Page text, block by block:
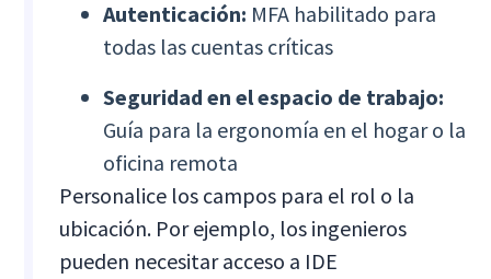
Autenticación: MFA habilitado para
todas las cuentas críticas
Seguridad en el espacio de trabajo:
Guía para la ergonomía en el hogar o la
oficina remota
Personalice los campos para el rol o la
ubicación. Por ejemplo, los ingenieros
pueden necesitar acceso a IDE